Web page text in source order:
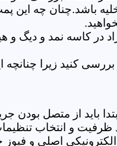
باشد.چنان چه
در کاسه نمد و دیگ
کنید زیرا
باید از متصل بودن
ظرفیت و انتخاب
الکترونیکی اصلی و